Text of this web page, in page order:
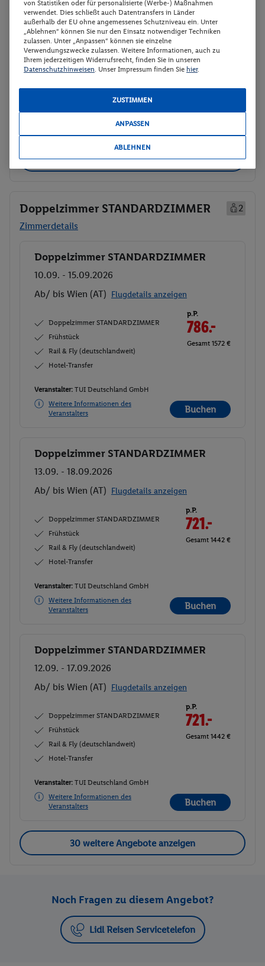
Ab/ bis Wien (AT) Flugdetails anzeigen
Doppelzimmer
Frühstück
p.P.
Gesamt 1382 €
Weitere Informationen des
30 weitere Angebote anzeigen
Doppelzimmer STANDARDZIMMER
2
Zimmerdetails
Buchen
Doppelzimmer STANDARDZIMMER
10.09. - 15.09.2026
Ab/ bis Wien (AT) Flugdetails anzeigen
Doppelzimmer STANDARDZIMMER
Frühstück
Rail & Fly (deutschlandweit)
Hotel-Transfer
p.P.
786.-
Gesamt 1572 €
Veranstalter: TUI Deutschland GmbH
Weitere Informationen des
Veranstalters
Buchen
Buchen
Doppelzimmer STANDARDZIMMER
13.09. - 18.09.2026
Ab/ bis Wien (AT) Flugdetails anzeigen
Doppelzimmer STANDARDZIMMER
Frühstück
Rail & Fly (deutschlandweit)
Hotel-Transfer
p.P.
721.-
Gesamt 1442 €
Veranstalter: TUI Deutschland GmbH
Weitere Informationen des
Veranstalters
Buchen
Buchen
Doppelzimmer STANDARDZIMMER
12.09. - 17.09.2026
Ab/ bis Wien (AT) Flugdetails anzeigen
Doppelzimmer STANDARDZIMMER
Frühstück
Rail & Fly (deutschlandweit)
Hotel-Transfer
p.P.
721.-
Gesamt 1442 €
Veranstalter: TUI Deutschland GmbH
Weitere Informationen des
Veranstalters
Buchen
30 weitere Angebote anzeigen
Noch Fragen zu diesem Angebot?
Lidl Reisen Servicetelefon
von Statistiken oder für personalisierte (Werbe-) Maßnahmen
verwendet. Dies schließt auch Datentransfers in Länder
außerhalb der EU ohne angemessenes Schutzniveau ein. Unter
„Ablehnen“ können Sie nur den Einsatz notwendiger Techniken
zulassen. Unter „Anpassen“ können sie einzelne
Verwendungszwecke zulassen. Weitere Informationen, auch zu
Ihrem jederzeitigen Widerrufsrecht, finden Sie in unseren
Datenschutzhinweisen . Unser Impressum finden Sie hier.
ZUSTIMMEN
ANPASSEN
ABLEHNEN